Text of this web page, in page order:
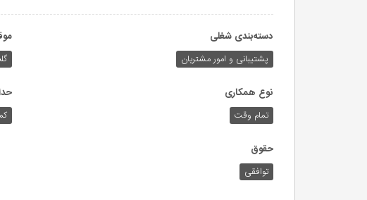
دسته‌بندی شغلی
پشتیبانی و امور مشتریان
نوع همکاری
تمام وقت
حقوق
توافقی